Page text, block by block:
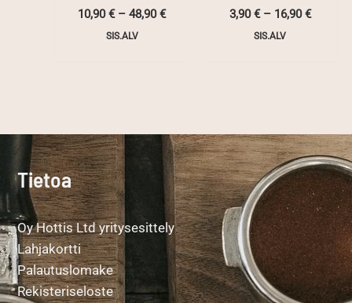
10,90€ – 48,90€Hintaluokka:
SIS.ALV
3,90€ – 16,90€
SIS.ALV
Tietoa
Oy Hottis Ltd yritysesittely
Lahjakortti
Palautuslomake
Rekisteriseloste